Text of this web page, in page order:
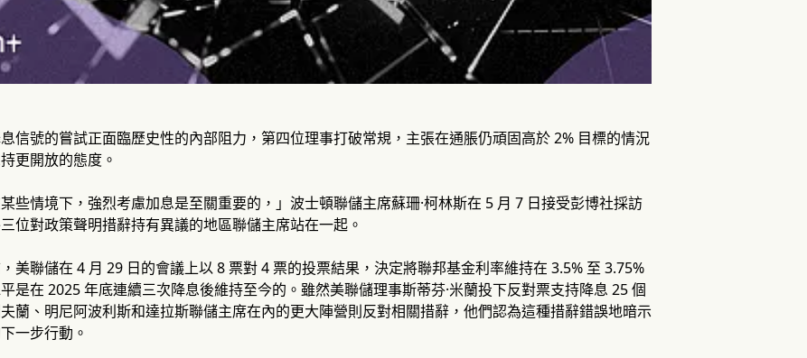
信號的嘗試正面臨歷史性的內部阻力，第四位理事打破常規，主張在通脹仍頑固高於 2% 目標的情況
更開放的態度。
某些情境下，強烈考慮加息是至關重要的，」波士頓聯儲主席蘇珊·柯林斯在 5 月 7 日接受彭博社採訪
位對政策聲明措辭持有異議的地區聯儲主席站在一起。
美聯儲在 4 月 29 日的會議上以 8 票對 4 票的投票結果，決定將聯邦基金利率維持在 3.5% 至 3.75%
是在 2025 年底連續三次降息後維持至今的。雖然美聯儲理事斯蒂芬·米蘭投下反對票支持降息 25 個
蘭、明尼阿波利斯和達拉斯聯儲主席在內的更大陣營則反對相關措辭，他們認為這種措辭錯誤地暗示
一步行動。